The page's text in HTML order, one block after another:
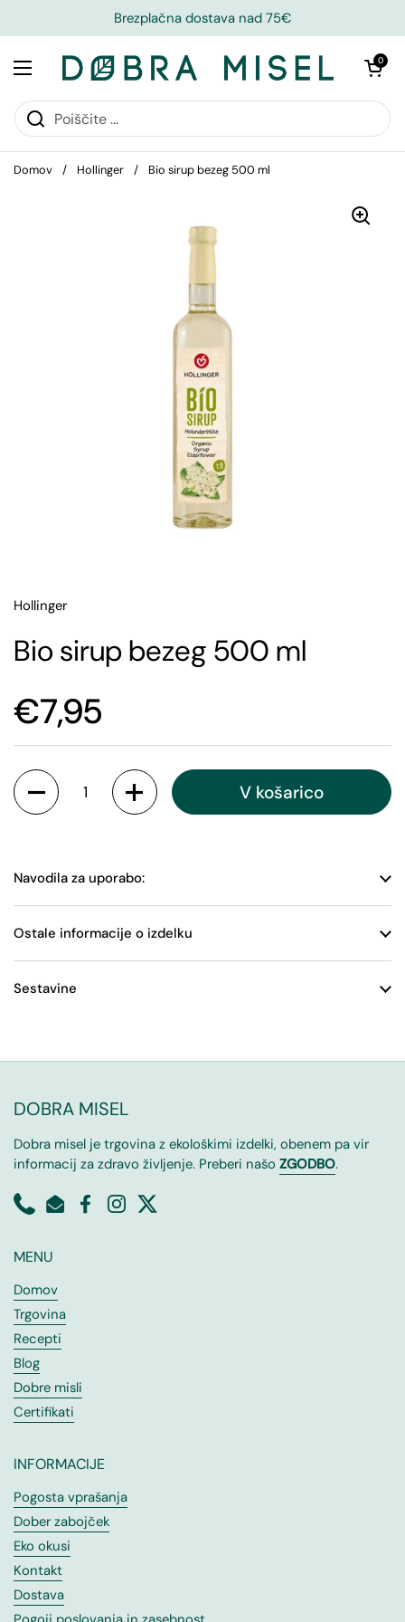
Brezplačna dostava nad 75€
Odpri0
Domov / Hollinger / Bio sirup bezeg 500 ml
Hollinger
Bio sirup bezeg 500 ml
€7,95
V košarico
Navodila za uporabo:
Ostale informacije o izdelku
Sestavine
DOBRA MISEL
Dobra misel je trgovina z ekološkimi izdelki, obenem pa vir
informacij za zdravo življenje. Preberi našo ZGODBO.
MENU
Domov
Trgovina
Recepti
Blog
Dobre misli
Certifikati
INFORMACIJE
Pogosta vprašanja
Dober zabojček
Eko okusi
Kontakt
Dostava